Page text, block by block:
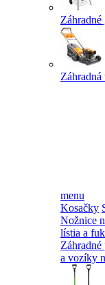
Záhradná
menu
Kosačky
Nožnice
lístia a
Záhradné
a vozíky